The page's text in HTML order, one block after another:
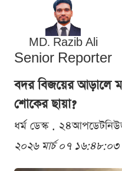
MD. Razib Ali
Senior Reporter
বদর বিজয়ের আড়ালে
শোকের ছায়া?
ধর্ম ডেস্ক .
২০২৬ মার্চ ০৭ ১৬:৪৮:০৩